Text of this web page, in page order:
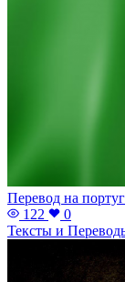
Перевод на
122
0
Тексты и